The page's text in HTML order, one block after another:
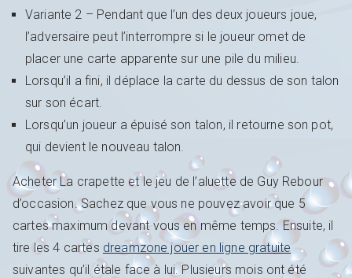
Variante 2 – Pendant que l’un des deux joueurs joue,
l’adversaire peut l’interrompre si le joueur omet de
placer une carte apparente sur une pile du milieu.
Lorsqu’il a fini, il déplace la carte du dessus de son talon
sur son écart.
Lorsqu’un joueur a épuisé son talon, il retourne son pot,
qui devient le nouveau talon.
Acheter La crapette et le jeu de l’aluette de Guy Rebour
d’occasion. Sachez que vous ne pouvez avoir que 5
cartes maximum devant vous en même temps. Ensuite, il
tire les 4 cartes dreamzone jouer en ligne gratuite
suivantes qu’il étale face à lui. Plusieurs mois ont été